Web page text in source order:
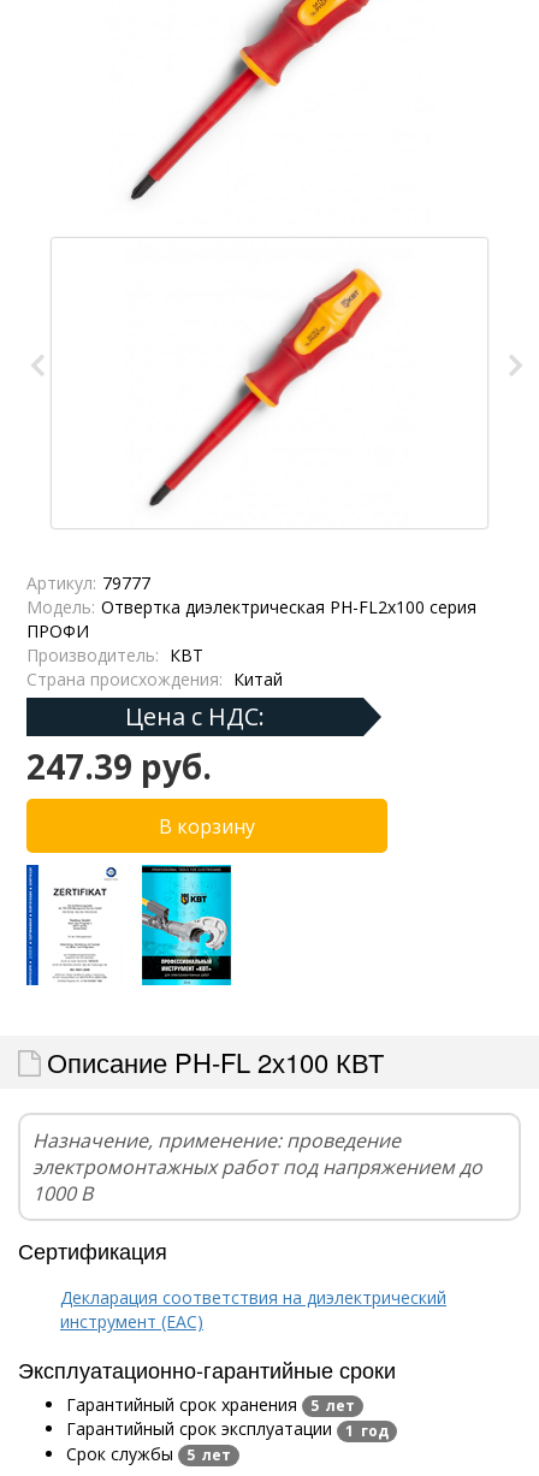
Артикул: 79777
Модель: Отвертка диэлектрическая PH-FL2х100 серия
ПРОФИ
Производитель: КВТ
Страна происхождения: Китай
Цена с НДС:
247.39 руб.
Описание PH-FL 2х100 КВТ
Назначение, применение: проведение
электромонтажных работ под напряжением до
1000 В
Сертификация
Декларация соответствия на диэлектрический
инструмент (EAC)
Эксплуатационно-гарантийные сроки
Гарантийный срок хранения 5 лет
Гарантийный срок эксплуатации 1 год
Срок службы 5 лет